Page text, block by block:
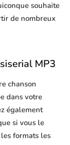
souhaite
de nombreux
MP3
chanson
dans votre
également
si vous le
formats les